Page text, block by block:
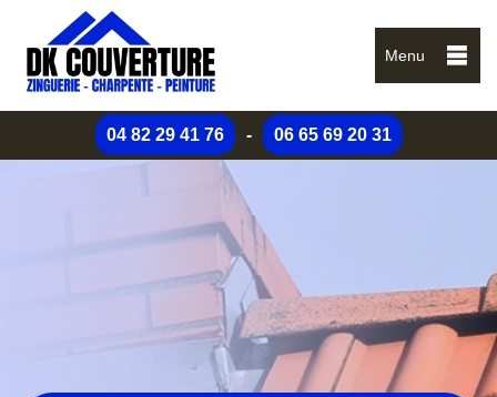
Menu
04 82 29 41 76 - 06 65 69 20 31